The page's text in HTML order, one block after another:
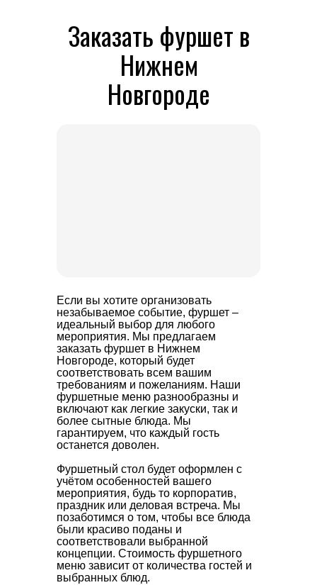
Заказать фуршет в
Нижнем
Новгороде
Если вы хотите организовать
незабываемое событие, фуршет –
идеальный выбор для любого
мероприятия. Мы предлагаем
заказать фуршет в Нижнем
Новгороде, который будет
соответствовать всем вашим
требованиям и пожеланиям. Наши
фуршетные меню разнообразны и
включают как легкие закуски, так и
более сытные блюда. Мы
гарантируем, что каждый гость
останется доволен.
Фуршетный стол будет оформлен с
учётом особенностей вашего
мероприятия, будь то корпоратив,
праздник или деловая встреча. Мы
позаботимся о том, чтобы все блюда
были красиво поданы и
соответствовали выбранной
концепции. Стоимость фуршетного
меню зависит от количества гостей и
выбранных блюд.